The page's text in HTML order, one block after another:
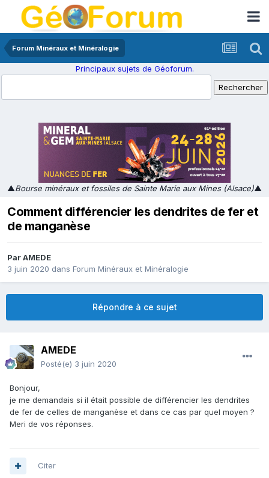
Forum Minéraux et Minéralogie
Principaux sujets de Géoforum.
▲Bourse minéraux et fossiles de Sainte Marie aux Mines (Alsace)▲
Comment différencier les dendrites de fer et
de manganèse
ParAMEDE
3 juin 2020 dans Forum Minéraux et Minéralogie
Répondre à ce sujet
AMEDE
Posté(e) 3 juin 2020
Bonjour,
je me demandais si il était possible de différencier les dendrites
de fer de celles de manganèse et dans ce cas par quel moyen ?
Meri de vos réponses.
Citer